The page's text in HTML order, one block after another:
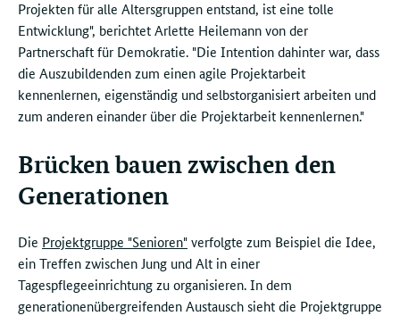
Projekten für alle Altersgruppen entstand, ist eine tolle
Entwicklung", berichtet Arlette Heilemann von der
Partnerschaft für Demokratie. "Die Intention dahinter war, dass
die Auszubildenden zum einen agile Projektarbeit
kennenlernen, eigenständig und selbstorganisiert arbeiten und
zum anderen einander über die Projektarbeit kennenlernen."
Brücken bauen zwischen den
Generationen
Die Projektgruppe "Senioren"verfolgte zum Beispiel die Idee,
ein Treffen zwischen Jung und Alt in einer
Tagespflegeeinrichtung zu organisieren. In dem
generationenübergreifenden Austausch sieht die Projektgruppe